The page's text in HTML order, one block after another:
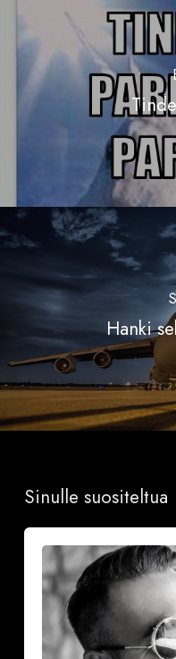
Hanki
Sinulle suositeltua
iloa